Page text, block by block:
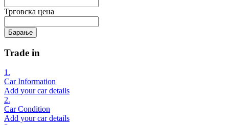
Трговска цена
Барање
Trade in
1.
Car Information
Add your car details
2.
Car Condition
Add your car details